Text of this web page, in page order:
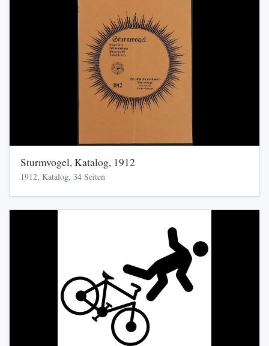
Sturmvogel, Katalog, 1912
1912, Katalog, 34 Seiten